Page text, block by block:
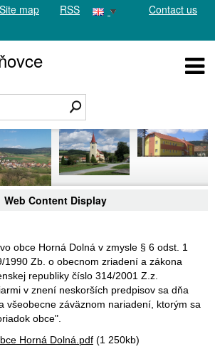
Site map RSS
Contact us
Web Content Display
obce Horná Dolná v zmysle § 6 odst. 1
1990 Zb. o obecnom zriadení a zákona
republiky číslo 314/2001 Z.z.
v znení neskorších predpisov sa dňa
všeobecne záväznom nariadení, ktorým sa
obce".
Horná Dolná.pdf (1 250kb)